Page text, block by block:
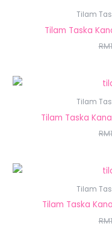
Tilam
Tilam Taska
RM
Tilam
Tilam Taska
RM
Tilam
Tilam Taska
RM